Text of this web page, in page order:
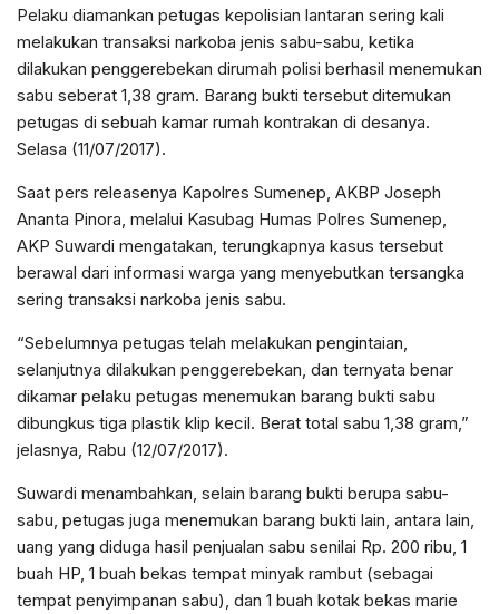
Pelaku diamankan petugas kepolisian lantaran sering kali
melakukan transaksi narkoba jenis sabu-sabu, ketika
dilakukan penggerebekan dirumah polisi berhasil menemukan
sabu seberat 1,38 gram. Barang bukti tersebut ditemukan
petugas di sebuah kamar rumah kontrakan di desanya.
Selasa (11/07/2017).
Saat pers releasenya Kapolres Sumenep, AKBP Joseph
Ananta Pinora, melalui Kasubag Humas Polres Sumenep,
AKP Suwardi mengatakan, terungkapnya kasus tersebut
berawal dari informasi warga yang menyebutkan tersangka
sering transaksi narkoba jenis sabu.
“Sebelumnya petugas telah melakukan pengintaian,
selanjutnya dilakukan penggerebekan, dan ternyata benar
dikamar pelaku petugas menemukan barang bukti sabu
dibungkus tiga plastik klip kecil. Berat total sabu 1,38 gram,”
jelasnya, Rabu (12/07/2017).
Suwardi menambahkan, selain barang bukti berupa sabu-
sabu, petugas juga menemukan barang bukti lain, antara lain,
uang yang diduga hasil penjualan sabu senilai Rp. 200 ribu, 1
buah HP, 1 buah bekas tempat minyak rambut (sebagai
tempat penyimpanan sabu), dan 1 buah kotak bekas marie